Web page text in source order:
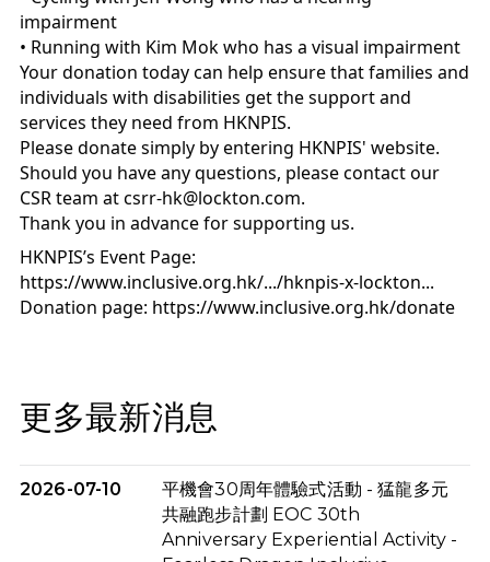
impairment
• Running with Kim Mok who has a visual impairment
Your donation today can help ensure that families and
individuals with disabilities get the support and
services they need from HKNPIS.
Please donate simply by entering HKNPIS' website.
Should you have any questions, please contact our
CSR team at csrr-hk@lockton.com.
Thank you in advance for supporting us.
https://www.inclusive.org.hk/.../hknpis-x-lockton...
Donation page: https://www.inclusive.org.hk/donate
更多最新消息
2026-07-10
平機會30周年體驗式活動 - 猛龍多元
共融跑步計劃 EOC 30th
Anniversary Experiential Activity -